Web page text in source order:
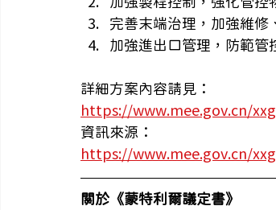
完善末端治理，加強維修
加強進出口管理，防範管
詳細方案內容請見：
https://www.mee.gov.cn/
資訊來源：
https://www.mee.gov.cn/
關於《蒙特利爾議定書》